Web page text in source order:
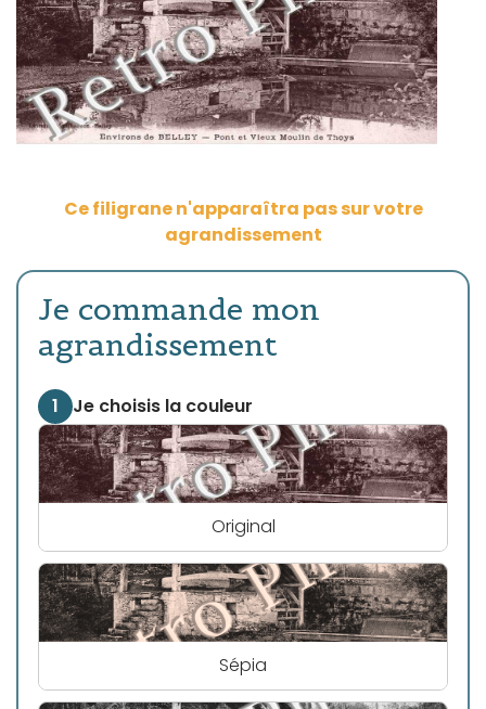
Ce filigrane n'apparaîtra pas sur votre
agrandissement
Je commande mon
agrandissement
1 Je choisis la couleur
Original
Sépia